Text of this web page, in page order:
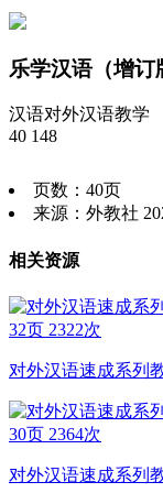
乐学汉语（增订
汉语对外汉语教学
40 148
页数：40页
来源：外教社
相关资源
32页 2322次
对外汉语速成系列
30页 2364次
对外汉语速成系列